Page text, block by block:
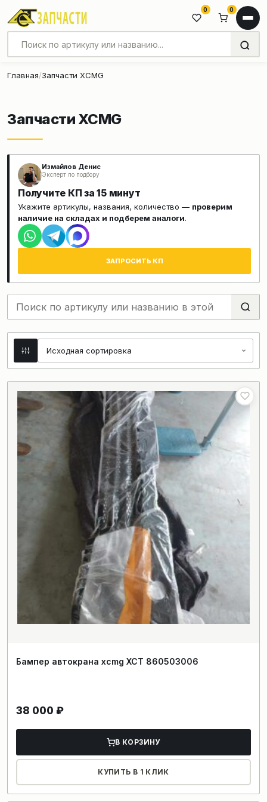
0 0
Главная Запчасти XCMG
Запчасти XCMG
Измайлов Денис
Эксперт по подбору
Получите КП за 15 минут
Укажите артикулы, названия, количество — проверим
наличие на складах и подберем аналоги.
ЗАПРОСИТЬ КП
Бампер автокрана xcmg XCT 860503006
38 000 ₽
В КОРЗИНУ
КУПИТЬ В 1 КЛИК